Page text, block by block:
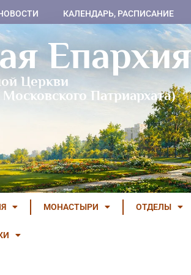
КАЛЕНДАРЬ, РАСПИСАНИЕ
Епархия
Церкви
Патриархата)
МОНАСТЫРИ ОТДЕЛЫ